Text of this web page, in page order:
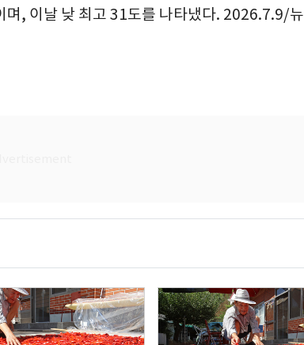
며, 이날 낮 최고 31도를 나타냈다. 2026.7.9/뉴